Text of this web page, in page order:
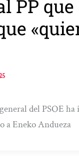
PP
del PSOE
a Eneko Andueza